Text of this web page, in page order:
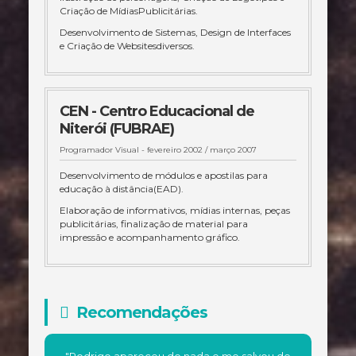
Criação de MídiasPublicitárias.
Desenvolvimento de Sistemas, Design de Interfaces
e Criação de Websitesdiversos.
CEN - Centro Educacional de
Niterói (FUBRAE)
Programador Visual - fevereiro 2002 / março 2007
Desenvolvimento de módulos e apostilas para
educação à distância(EAD).
Elaboração de informativos, mídias internas, peças
publicitárias, finalização de material para
impressão e acompanhamento gráfico.
Recomendações